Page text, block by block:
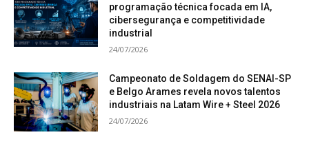
programação técnica focada em IA,
cibersegurança e competitividade
industrial
24/07/2026
Campeonato de Soldagem do SENAI-SP
e Belgo Arames revela novos talentos
industriais na Latam Wire + Steel 2026
24/07/2026